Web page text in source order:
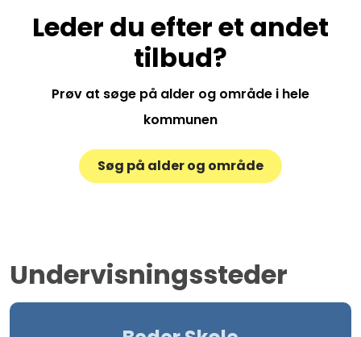
Leder du efter et andet
tilbud?
Prøv at søge på alder og område i hele
kommunen
Søg på alder og område
Undervisningssteder